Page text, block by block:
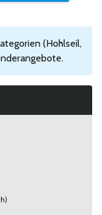
(Hohlseil,